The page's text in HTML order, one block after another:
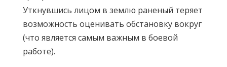
Уткнувшись лицом в землю раненый теряет
возможность оценивать обстановку вокруг
(что является самым важным в боевой
работе).